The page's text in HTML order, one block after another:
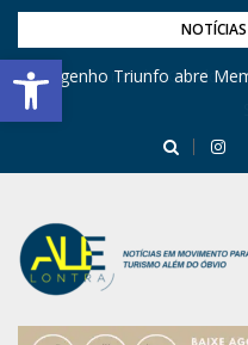
Barra de Ferramentas Aberta
NOTÍCIAS
Engenho Triunfo abre